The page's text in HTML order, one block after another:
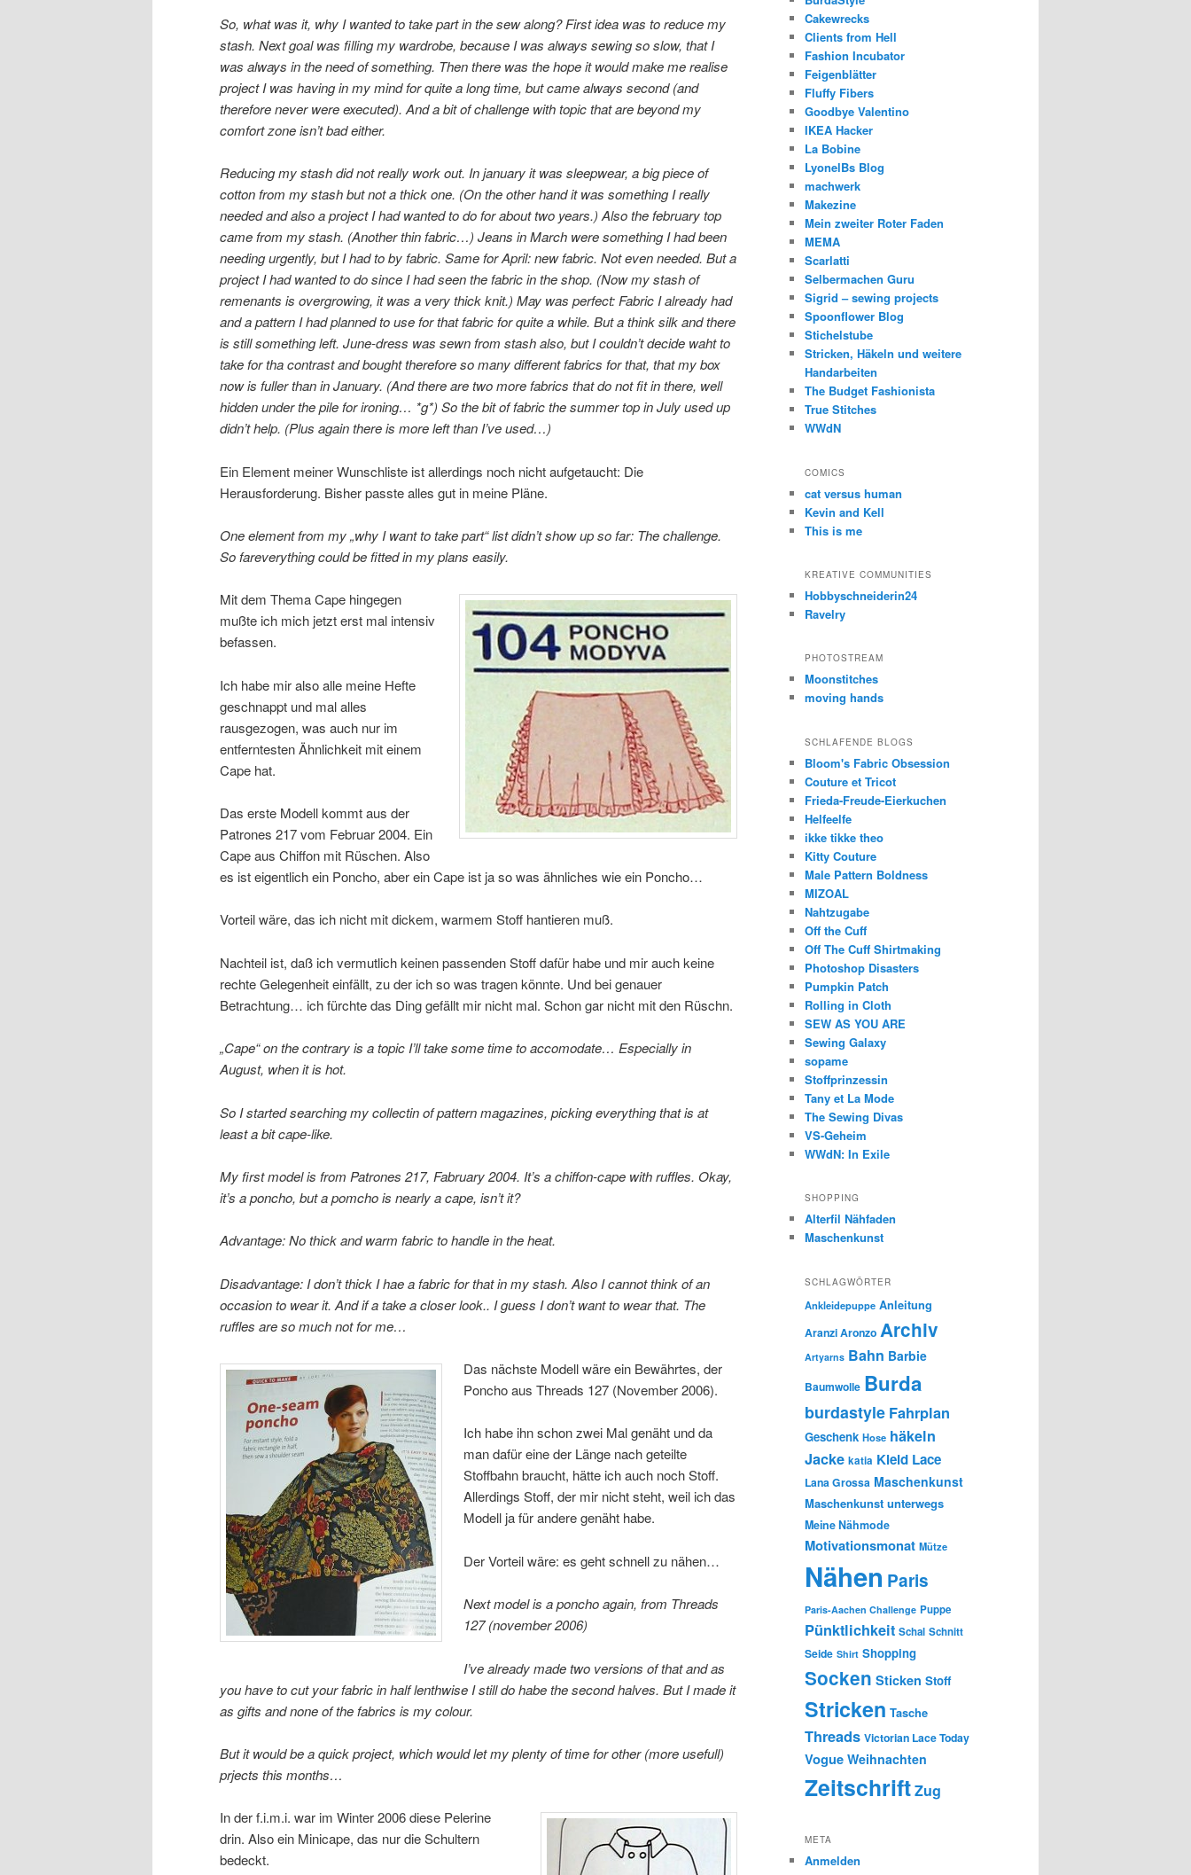
So, what was it, why I wanted to take part in the sew along? First idea was to reduce my
stash. Next goal was filling my wardrobe, because I was always sewing so slow, that I
was always in the need of something. Then there was the hope it would make me realise
project I was having in my mind for quite a long time, but came always second (and
therefore never were executed). And a bit of challenge with topic that are beyond my
comfort zone isn’t bad either.
Reducing my stash did not really work out. In january it was sleepwear, a big piece of
cotton from my stash but not a thick one. (On the other hand it was something I really
needed and also a project I had wanted to do for about two years.) Also the february top
came from my stash. (Another thin fabric…) Jeans in March were something I had been
needing urgently, but I had to by fabric. Same for April: new fabric. Not even needed. But a
project I had wanted to do since I had seen the fabric in the shop. (Now my stash of
remenants is overgrowing, it was a very thick knit.) May was perfect: Fabric I already had
and a pattern I had planned to use for that fabric for quite a while. But a think silk and there
is still something left. June-dress was sewn from stash also, but I couldn’t decide waht to
take for tha contrast and bought therefore so many different fabrics for that, that my box
now is fuller than in January. (And there are two more fabrics that do not fit in there, well
hidden under the pile for ironing… *g*) So the bit of fabric the summer top in July used up
didn’t help. (Plus again there is more left than I’ve used…)
Ein Element meiner Wunschliste ist allerdings noch nicht aufgetaucht: Die
Herausforderung. Bisher passte alles gut in meine Pläne.
One element from my „why I want to take part“ list didn’t show up so far: The challenge.
So fareverything could be fitted in my plans easily.
Mit dem Thema Cape hingegen
mußte ich mich jetzt erst mal intensiv
befassen.
Ich habe mir also alle meine Hefte
geschnappt und mal alles
rausgezogen, was auch nur im
entferntesten Ähnlichkeit mit einem
Cape hat.
Das erste Modell kommt aus der
Patrones 217 vom Februar 2004. Ein
Cape aus Chiffon mit Rüschen. Also
es ist eigentlich ein Poncho, aber ein Cape ist ja so was ähnliches wie ein Poncho…
Vorteil wäre, das ich nicht mit dickem, warmem Stoff hantieren muß.
Nachteil ist, daß ich vermutlich keinen passenden Stoff dafür habe und mir auch keine
rechte Gelegenheit einfällt, zu der ich so was tragen könnte. Und bei genauer
Betrachtung… ich fürchte das Ding gefällt mir nicht mal. Schon gar nicht mit den Rüschn.
„Cape“ on the contrary is a topic I’ll take some time to accomodate… Especially in
August, when it is hot.
So I started searching my collectin of pattern magazines, picking everything that is at
least a bit cape-like.
My first model is from Patrones 217, Fabruary 2004. It’s a chiffon-cape with ruffles. Okay,
it’s a poncho, but a pomcho is nearly a cape, isn’t it?
Advantage: No thick and warm fabric to handle in the heat.
Disadvantage: I don’t thick I hae a fabric for that in my stash. Also I cannot think of an
occasion to wear it. And if a take a closer look.. I guess I don’t want to wear that. The
ruffles are so much not for me…
Das nächste Modell wäre ein Bewährtes, der
Poncho aus Threads 127 (November 2006).
Ich habe ihn schon zwei Mal genäht und da
man dafür eine der Länge nach geteilte
Stoffbahn braucht, hätte ich auch noch Stoff.
Allerdings Stoff, der mir nicht steht, weil ich das
Modell ja für andere genäht habe.
Der Vorteil wäre: es geht schnell zu nähen…
Next model is a poncho again, from Threads
127 (november 2006)
I’ve already made two versions of that and as
you have to cut your fabric in half lenthwise I still do habe the second halves. But I made it
as gifts and none of the fabrics is my colour.
But it would be a quick project, which would let my plenty of time for other (more usefull)
prjects this months…
In der f.i.m.i. war im Winter 2006 diese Pelerine
drin. Also ein Minicape, das nur die Schultern
bedeckt.
Cakewrecks
Clients from Hell
Fashion Incubator
Feigenblätter
Fluffy Fibers
Goodbye Valentino
IKEA Hacker
La Bobine
LyonelBs Blog
machwerk
Makezine
Mein zweiter Roter Faden
MEMA
Scarlatti
Selbermachen Guru
Sigrid – sewing projects
Spoonflower Blog
Stichelstube
Stricken, Häkeln und weitere
Handarbeiten
The Budget Fashionista
True Stitches
WWdN
COMICS
cat versus human
Kevin and Kell
This is me
KREATIVE COMMUNITIES
Hobbyschneiderin24
Ravelry
PHOTOSTREAM
Moonstitches
moving hands
SCHLAFENDE BLOGS
Bloom's Fabric Obsession
Couture et Tricot
Frieda-Freude-Eierkuchen
Helfeelfe
ikke tikke theo
Kitty Couture
Male Pattern Boldness
MIZOAL
Nahtzugabe
Off the Cuff
Off The Cuff Shirtmaking
Photoshop Disasters
Pumpkin Patch
Rolling in Cloth
SEW AS YOU ARE
Sewing Galaxy
sopame
Stoffprinzessin
Tany et La Mode
The Sewing Divas
VS-Geheim
WWdN: In Exile
SHOPPING
Alterfil Nähfaden
Maschenkunst
SCHLAGWÖRTER
Ankleidepuppe Anleitung
Aranzi Aronzo Archiv
Artyarns Bahn Barbie
Baumwolle Burda
burdastyle Fahrplan
Geschenk Hose häkeln
Jacke katia Kleid Lace
Lana Grossa Maschenkunst
Maschenkunst unterwegs
Meine Nähmode
Motivationsmonat Mütze
Nähen Paris
Paris-Aachen Challenge Puppe
Pünktlichkeit Schal Schnitt
Seide Shirt Shopping
Socken Sticken Stoff
Stricken Tasche
Threads Victorian Lace Today
Vogue Weihnachten
ZeitschriftZug
META
Anmelden